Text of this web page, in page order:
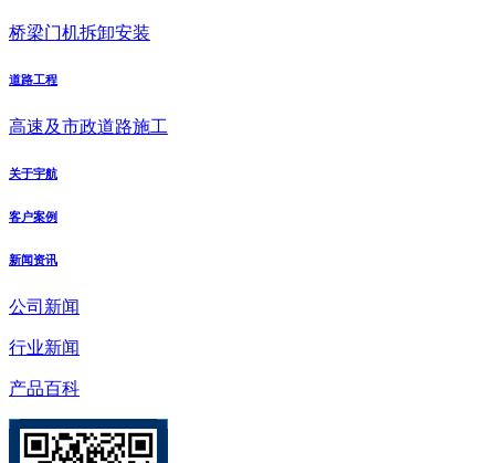
桥梁门机拆卸安装
道路工程
高速及市政道路施工
关于宇航
客户案例
新闻资讯
公司新闻
行业新闻
产品百科